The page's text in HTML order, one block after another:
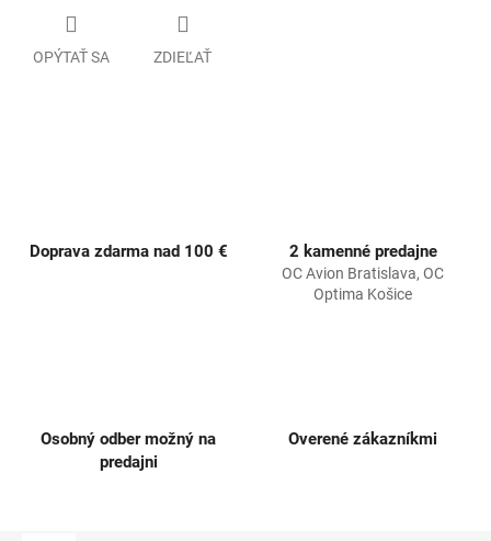
OPÝTAŤ SA ZDIEĽAŤ
Doprava zdarma nad 100 € 2 kamenné predajne
OC Avion Bratislava, OC
Optima Košice
Osobný odber možný na
predajni
Overené zákazníkmi